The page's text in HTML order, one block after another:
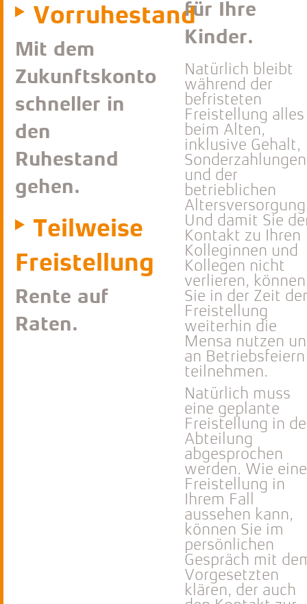
Vorruhestand
Mit dem
Zukunftskonto
schneller in
den
Ruhestand
gehen.
Teilweise
Freistellung
Rente auf
Raten.
für Ihre
Kinder.
Natürlich bleibt
während der
befristeten
Freistellung alles
beim Alten,
inklusive Gehalt,
Sonderzahlungen
und der
betrieblichen
Und damit Sie
Kontakt zu Ihren
Kolleginnen und
Kollegen nicht
verlieren, können
Sie in der Zeit der
Freistellung
weiterhin die
Mensa nutzen
an Betriebsfeiern
teilnehmen.
Natürlich muss
eine geplante
Freistellung in
Abteilung
abgesprochen
werden. Wie eine
Freistellung in
Ihrem Fall
aussehen kann,
können Sie im
persönlichen
Gespräch mit
Vorgesetzten
klären, der auch